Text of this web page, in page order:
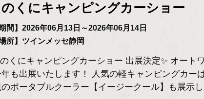
くにキャンピングカーショー
期間】2026年06月13日～2026年06月14日
場所】ツインメッセ静岡
くにキャンピングカーショー 出展決定✨ オート
も出展いたします！ 人気の軽キャンピングカー
ポータブルクーラー【イージークール】も展示